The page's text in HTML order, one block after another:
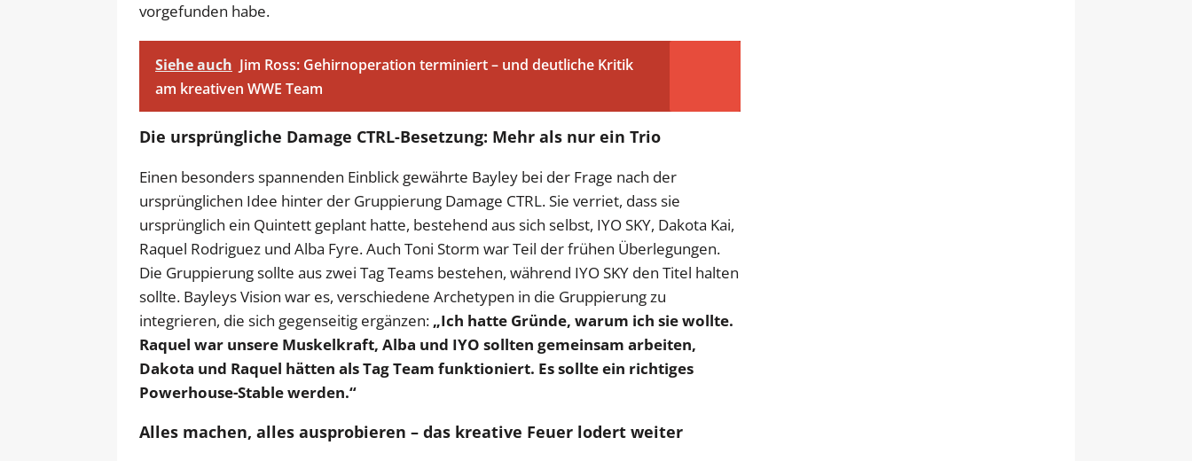
vorgefunden habe.
Siehe auch Jim Ross: Gehirnoperation terminiert – und deutliche Kritik
am kreativen WWE Team
Die ursprüngliche Damage CTRL-Besetzung: Mehr als nur ein Trio
Einen besonders spannenden Einblick gewährte Bayley bei der Frage nach der
ursprünglichen Idee hinter der Gruppierung Damage CTRL. Sie verriet, dass sie
ursprünglich ein Quintett geplant hatte, bestehend aus sich selbst, IYO SKY, Dakota Kai,
Raquel Rodriguez und Alba Fyre. Auch Toni Storm war Teil der frühen Überlegungen.
Die Gruppierung sollte aus zwei Tag Teams bestehen, während IYO SKY den Titel halten
sollte. Bayleys Vision war es, verschiedene Archetypen in die Gruppierung zu
integrieren, die sich gegenseitig ergänzen: „Ich hatte Gründe, warum ich sie wollte.
Raquel war unsere Muskelkraft, Alba und IYO sollten gemeinsam arbeiten,
Dakota und Raquel hätten als Tag Team funktioniert. Es sollte ein richtiges
Powerhouse-Stable werden.“
Alles machen, alles ausprobieren – das kreative Feuer lodert weiter